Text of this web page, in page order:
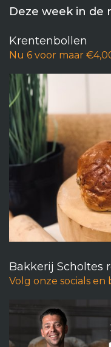
Deze week in de
Krentenbollen
Nu 6 voor maar
Bakkerij Scholtes
Volg onze socials